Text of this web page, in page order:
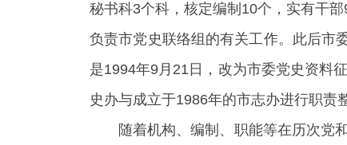
秘书科3个科，核定编制10个，实有干
负责市党史联络组的有关工作。此后市
是1994年9月21日，改为市委党史资料
史办与成立于1986年的市志办进行职责
随着机构、编制、职能等在历次党